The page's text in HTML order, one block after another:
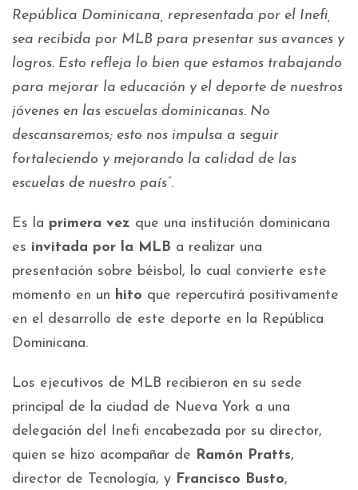
República Dominicana, representada por el Inefi,
sea recibida por MLB para presentar sus avances y
logros. Esto refleja lo bien que estamos trabajando
para mejorar la educación y el deporte de nuestros
jóvenes en las escuelas dominicanas. No
descansaremos; esto nos impulsa a seguir
fortaleciendo y mejorando la calidad de las
escuelas de nuestro país”.
Es la primera vez que una institución dominicana
es invitada por la MLB a realizar una
presentación sobre béisbol, lo cual convierte este
momento en un hito que repercutirá positivamente
en el desarrollo de este deporte en la República
Dominicana.
Los ejecutivos de MLB recibieron en su sede
principal de la ciudad de Nueva York a una
delegación del Inefi encabezada por su director,
quien se hizo acompañar de Ramón Pratts,
director de Tecnología, y Francisco Busto,